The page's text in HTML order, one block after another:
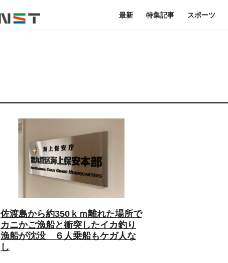
最新 特集記事 スポーツ
佐渡島から約350ｋｍ離れた場所で
カニかご漁船と衝突したイカ釣り
漁船が沈没 ６人乗船もケガ人な
し